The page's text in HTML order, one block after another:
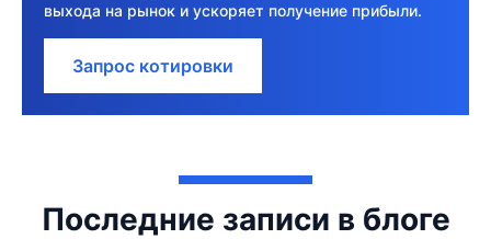
выхода на рынок и ускоряет получение прибыли.
Запрос котировки
Последние записи в блоге